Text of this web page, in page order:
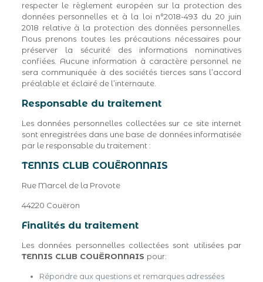
respecter le règlement européen sur la protection des
données personnelles et à la loi n°2018-493 du 20 juin
2018 relative à la protection des données personnelles.
Nous prenons toutes les précautions nécessaires pour
préserver la sécurité des informations nominatives
confiées. Aucune information à caractère personnel ne
sera communiquée à des sociétés tierces sans l’accord
préalable et éclairé de l’internaute.
Responsable du traitement
Les données personnelles collectées sur ce site internet
sont enregistrées dans une base de données informatisée
par le responsable du traitement :
TENNIS CLUB COUËRONNAIS
Rue Marcel de la Provote
44220 Couëron
Finalités du traitement
Les données personnelles collectées sont utilisées par
TENNIS CLUB COUËRONNAIS pour:
Répondre aux questions et remarques adressées